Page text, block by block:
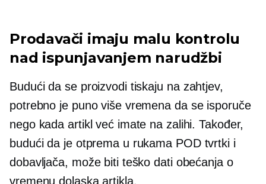
Prodavači imaju malu kontrolu
nad ispunjavanjem narudžbi
Budući da se proizvodi tiskaju na zahtjev,
potrebno je puno više vremena da se isporuče
nego kada artikl već imate na zalihi. Također,
budući da je otprema u rukama POD tvrtki i
dobavljača, može biti teško dati obećanja o
vremenu dolaska artikla.